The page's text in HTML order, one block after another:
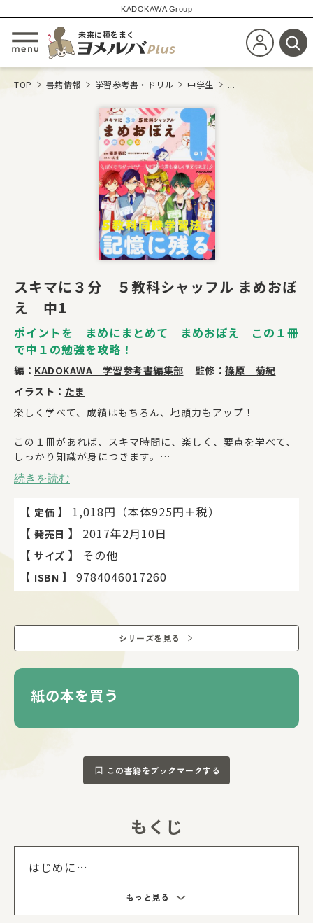
KADOKAWA Group
メニューを開閉する
未来に種をまく
新規会員登
検
TOP 書籍情報 学習参考書・ドリル 中学生 ...
スキマに３分 ５教科シャッフル まめおぼ
え 中1
ポイントを まめにまとめて まめおぼえ この１冊
で中１の勉強を攻略！
編： KADOKAWA 学習参考書編集部 監修： 篠原 菊紀
イラスト： たま
楽しく学べて、成績はもちろん、地頭力もアップ！
この１冊があれば、スキマ時間に、楽しく、要点を学べて、
しっかり知識が身につきます。
【本書の特長】
勉強は、まとめてするより各教科少しずつの方が効果的、
という知見にもとづく構成で、大切なことがしっかり身につ
その上、勉強の仕方のアドバイスもたっぷり掲載！
《スキマ時間に大事な知識がしっかりわかる！》
重要知識をしっかり掲載しているので、定期テスト対策にも
効果的。
《ナビゲートキャラと一緒なら勉強も楽しくなる！》
かわいいマメキャラたちが、大切な学習ポイントを説明し
ます。
勉強が嫌いな人でも、楽しく読める工夫がたっぷり。
続きを読む
【 定価 】
1,018円（本体925円＋税）
【 発売日 】
2017年2月10日
【 サイズ 】
その他
【 ISBN 】 9784046017260
シリーズを見る
紙の本を買う
この書籍をブックマークする
もくじ
はじめに
もっと見る